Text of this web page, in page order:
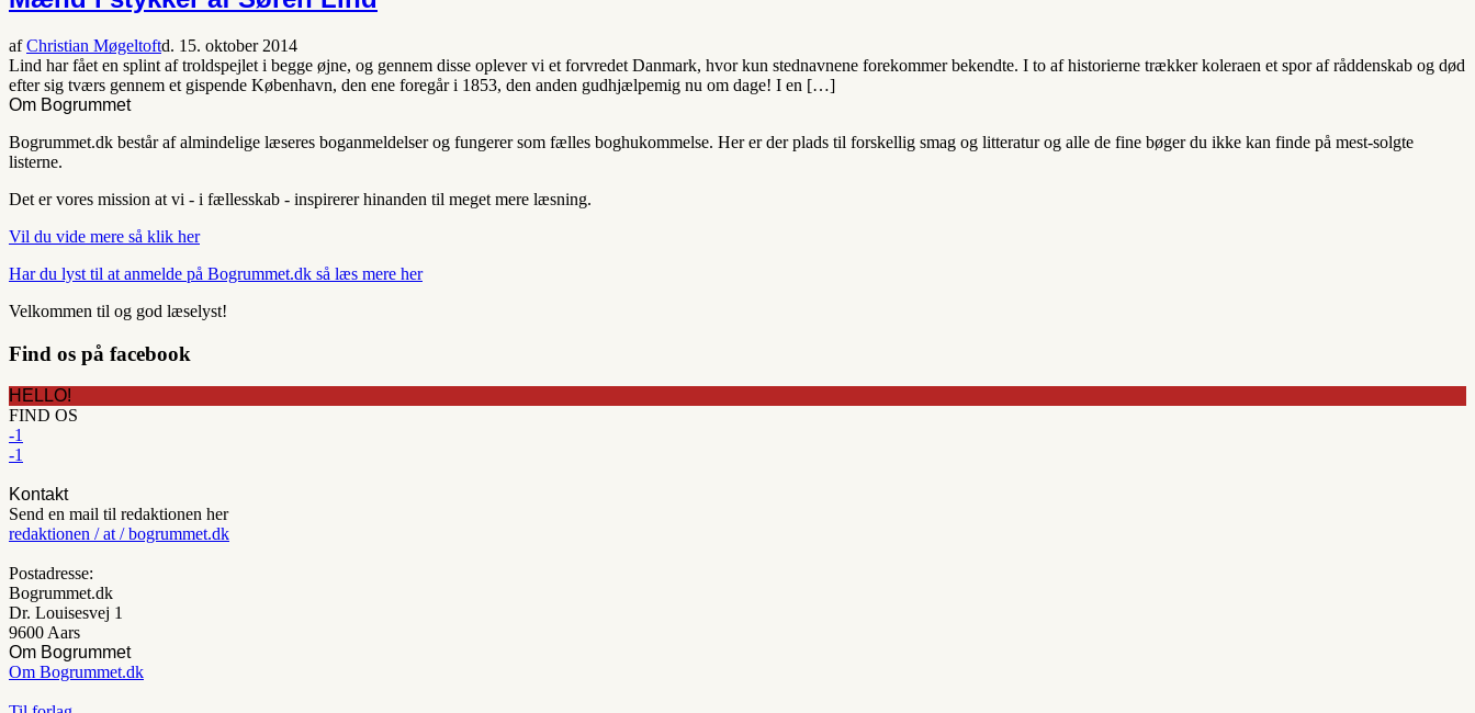
afChristian Møgeltoftd. 15. oktober 2014
Lind har fået en splint af troldspejlet i begge øjne, og gennem disse oplever vi et forvredet Danmark, hvor kun stednavnene forekommer bekendte. I to af historierne trækker koleraen et spor af råddenskab og død
efter sig tværs gennem et gispende København, den ene foregår i 1853, den anden gudhjælpemig nu om dage! I en […]
Om Bogrummet
Bogrummet.dk består af almindelige læseres boganmeldelser og fungerer som fælles boghukommelse. Her er der plads til forskellig smag og litteratur og alle de fine bøger du ikke kan finde på mest-solgte
listerne.
Det er vores mission at vi - i fællesskab - inspirerer hinanden til meget mere læsning.
Vil du vide mere så klik her
Har du lyst til at anmelde på Bogrummet.dk så læs mere her
Velkommen til og god læselyst!
Find os på facebook
HELLO!
FIND OS
-1
-1
Kontakt
Send en mail til redaktionen her
redaktionen / at / bogrummet.dk
Postadresse:
Bogrummet.dk
Dr. Louisesvej 1
9600 Aars
Om Bogrummet
Om Bogrummet.dk